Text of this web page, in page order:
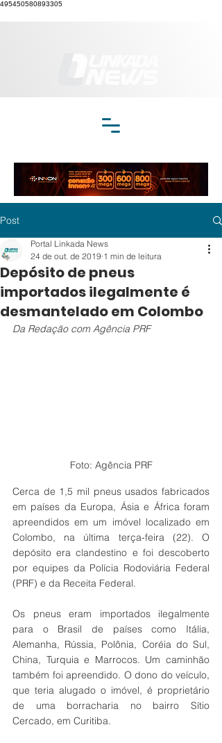
495450580893305
Post
Depósito de pneus
importados ilegalmente é
desmantelado em Colombo
Portal Linkada News
24 de out. de 2019 1 min de leitura
Da Redação com Agência PRF
Foto: Agência PRF
Cerca de 1,5 mil pneus usados fabricados
em países da Europa, Ásia e África foram
apreendidos em um imóvel localizado em
Colombo, na última terça-feira (22). O
depósito era clandestino e foi descoberto
por equipes da Polícia Rodoviária Federal
(PRF) e da Receita Federal.
Os pneus eram importados ilegalmente
para o Brasil de países como Itália,
Alemanha, Rússia, Polônia, Coréia do Sul,
China, Turquia e Marrocos. Um caminhão
também foi apreendido. O dono do veículo,
que teria alugado o imóvel, é proprietário
de uma borracharia no bairro Sítio
Cercado, em Curitiba.